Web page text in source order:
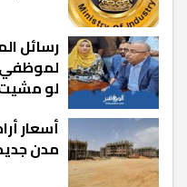
رسائل
لموظفي
لو
مدن